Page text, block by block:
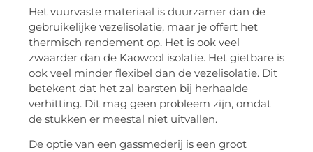
Het vuurvaste materiaal is duurzamer dan de
gebruikelijke vezelisolatie, maar je offert het
thermisch rendement op. Het is ook veel
zwaarder dan de Kaowool isolatie. Het gietbare is
ook veel minder flexibel dan de vezelisolatie. Dit
betekent dat het zal barsten bij herhaalde
verhitting. Dit mag geen probleem zijn, omdat
de stukken er meestal niet uitvallen.
De optie van een gassmederij is een groot